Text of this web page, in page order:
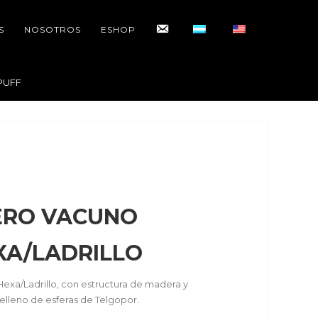
NOSOTROS ESHOP CONTACTO
VACUNO
LADRILLO
Ladrillo, con estructura de madera y
de esferas de Telgopor.